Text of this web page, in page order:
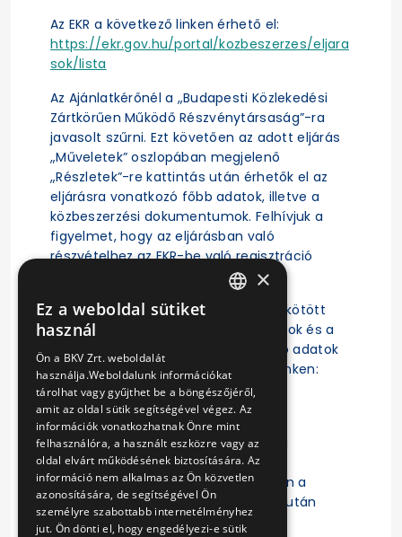
Az EKR a következő linken érhető el:
https://ekr.gov.hu/portal/kozbeszerzes/eljara
sok/lista
Az Ajánlatkérőnél a „Budapesti Közlekedési
Zártkörűen Működő Részvénytársaság”-ra
javasolt szűrni. Ezt követően az adott eljárás
„Műveletek” oszlopában megjelenő
„Részletek”-re kattintás után érhetők el az
eljárásra vonatkozó főbb adatok, illetve a
közbeszerzési dokumentumok. Felhívjuk a
figyelmet, hogy az eljárásban való
részvételhez az EKR-be való regisztráció
A közbeszerzési eljárás alapján megkötött
szerződések, a szerződésmódosítások és a
szerződések teljesítésére vonatkozó adatok
az EKR-ben érhetők el a következő linken:
https://ekr.gov.hu/ekr-
szerzodestar/hu/szerzodesLista
A „Kulcsszavak” mezőbe a Budapesti
Közlekedési Zártkörűen Működő
Részvénytársaság beírását követően a
keresett szerződésre való kattintás után
érhetők el a részletes adatok.
×
Ez a weboldal sütiket
használ
Ön a BKV Zrt. weboldalát
használja.Weboldalunk információkat
tárolhat vagy gyűjthet be a böngészőjéről,
amit az oldal sütik segítségével végez. Az
információk vonatkozhatnak Önre mint
felhasználóra, a használt eszközre vagy az
oldal elvárt működésének biztosítására. Az
információ nem alkalmas az Ön közvetlen
azonosítására, de segítségével Ön
személyre szabottabb internetélményhez
jut. Ön dönti el, hogy engedélyezi-e sütik